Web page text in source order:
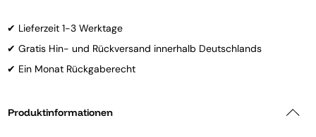
✔ Lieferzeit 1-3 Werktage
✔ Gratis Hin- und Rückversand innerhalb Deutschlands
✔ Ein Monat Rückgaberecht
Produktinformationen